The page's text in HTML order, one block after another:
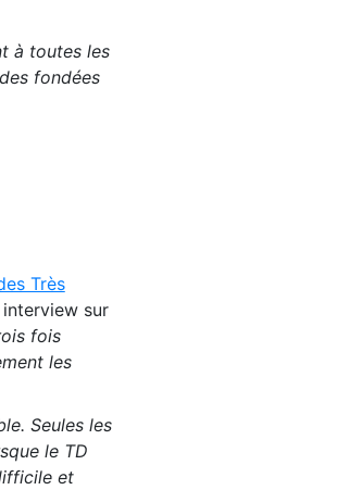
à toutes les
fondées
Très
sur
fois
les
Seules les
le TD
et